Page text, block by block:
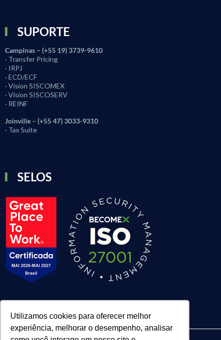
Utilizamos cookies para oferecer melhor
experiência, melhorar o desempenho, analisar
SUPORTE
Campinas – (+55 19) 3739-9610
· Transfer Pricing
· IRPJ
· ECD/ECF
· Vision SISCOMEX
· Vision SISCOSERV
· REINF
Joinville – (+55 47) 3033-9310
· Tax Suite
SELOS